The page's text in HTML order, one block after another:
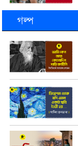
গল্প